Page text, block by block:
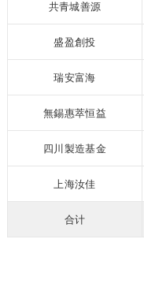
共青城善源
盛盈創投
瑞安富海
無錫惠萃恒益
四川製造基金
上海汝佳
合计